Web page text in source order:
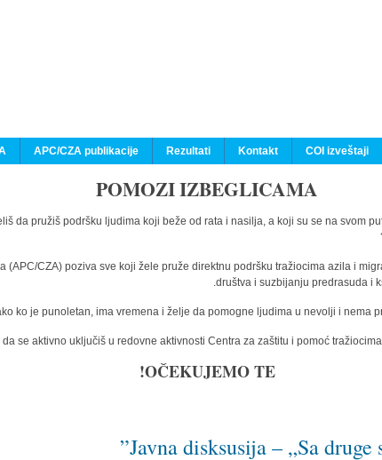
COI izveštaji
Kontakt
Rezultati
APC/CZA publikacije
POMOZI IZBEGLICAMA
da pružiš podršku ljudima koji beže od rata i nasilja, a koji su se na svom
(APC/CZA) poziva sve koji žele pruže direktnu podršku tražiocima azila i
društva i suzbijanju predrasuda i
ko je punoletan, ima vremena i želje da pomogne ljudima u nevolji i nema
se aktivno uključiš u redovne aktivnosti Centra za zaštitu i pomoć
OČEKUJEMO TE!
Javna disksusija – „Sa druge